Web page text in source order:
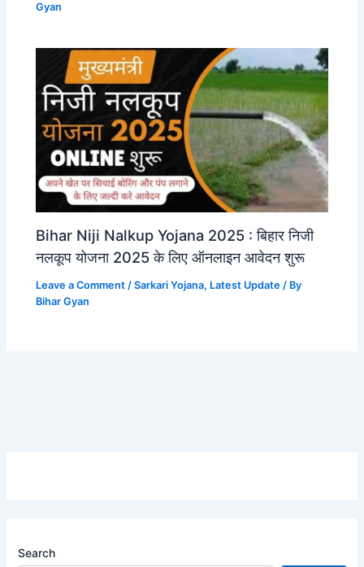
Gyan
Bihar Niji Nalkup Yojana 2025 : बिहार निजी
नलकूप योजना 2025 के लिए ऑनलाइन आवेदन शुरू
Leave a Comment /Sarkari Yojana, Latest Update / By
Bihar Gyan
Search